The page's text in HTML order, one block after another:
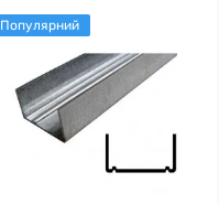
Популярний